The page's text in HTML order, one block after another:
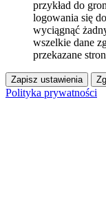
przykład do
logowania się
wyciągnąć
wszelkie dane
przekazane
Zapisz ustawienia
Polityka prywatności